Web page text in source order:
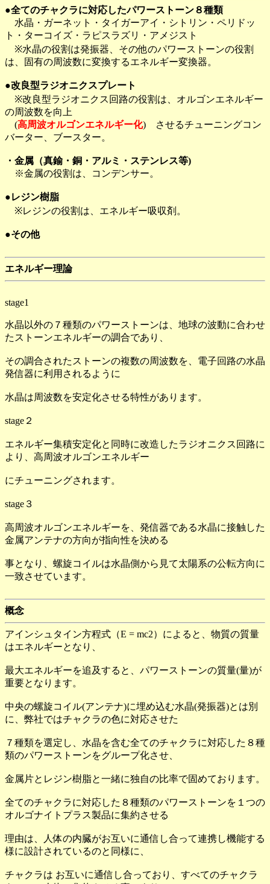
●全てのチャクラに対応したパワーストーン８種類
水晶・ガーネット・タイガーアイ・シトリン・ペリドッ
ト・ターコイズ・ラピスラズリ・アメジスト
※水晶の役割は発振器、その他のパワーストーンの役割
は、固有の周波数に変換するエネルギー変換器。
●改良型ラジオニクスプレート
※改良型ラジオニクス回路の役割は、オルゴンエネルギー
の周波数を向上
(高周波オルゴンエネルギー化) させるチューニングコン
バーター、ブースター。
・金属（真鍮・銅・アルミ・ステンレス等)
※金属の役割は、コンデンサー。
●レジン樹脂
※レジンの役割は、エネルギー吸収剤。
●その他
エネルギー理論
stage1
水晶以外の７種類のパワーストーンは、地球の波動に合わせ
たストーンエネルギーの調合であり、
その調合されたストーンの複数の周波数を、電子回路の水晶
発信器に利用されるように
水晶は周波数を安定化させる特性があります。
stage２
エネルギー集積安定化と同時に改造したラジオニクス回路に
より、高周波オルゴンエネルギー
にチューニングされます。
stage３
高周波オルゴンエネルギーを、発信器である水晶に接触した
金属アンテナの方向が指向性を決める
事となり、螺旋コイルは水晶側から見て太陽系の公転方向に
一致させています。
概念
アインシュタイン方程式（E = mc2）によると、物質の質量
はエネルギーとなり、
最大エネルギーを追及すると、パワーストーンの質量(量)が
重要となります。
中央の螺旋コイル(アンテナ)に埋め込む水晶(発振器)とは別
に、弊社ではチャクラの色に対応させた
７種類を選定し、水晶を含む全てのチャクラに対応した８種
類のパワーストーンをグループ化させ、
金属片とレジン樹脂と一緒に独自の比率で固めております。
全てのチャクラに対応した８種類のパワーストーンを１つの
オルゴナイトプラス製品に集約させる
理由は、人体の内臓がお互いに通信し合って連携し機能する
様に設計されているのと同様に、
チャクラは お互いに通信し合っており、すべてのチャクラ